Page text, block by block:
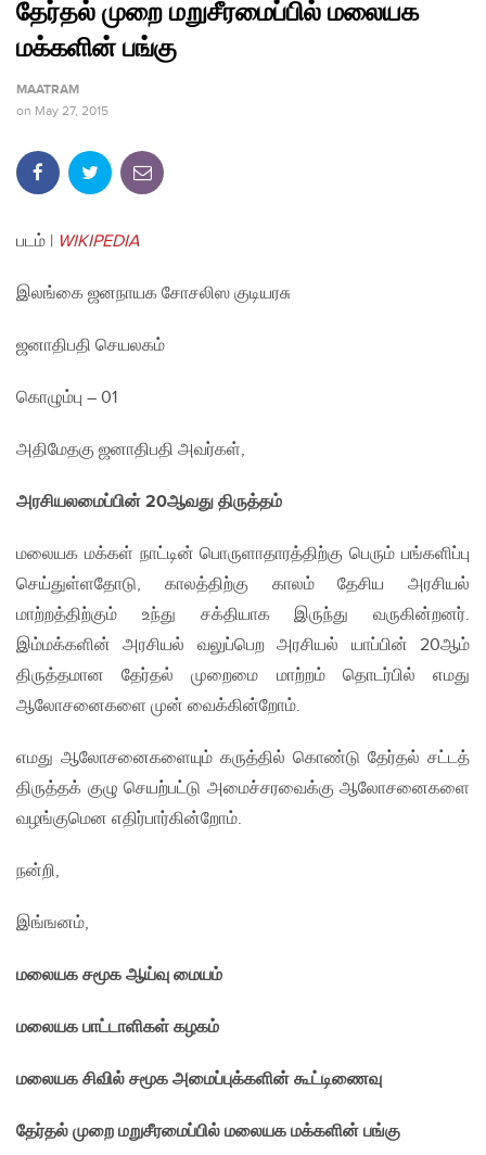
தேர்தல் முறை மறுசீரமைப்பில் மலையக
மக்களின் பங்கு
MAATRAM
on May 27, 2015
படம் | WIKIPEDIA
இலங்கை ஜனநாயக சோசலிஸ குடியரசு
ஜனாதிபதி செயலகம்
கொழும்பு – 01
அதிமேதகு ஜனாதிபதி அவர்கள்,
அரசியலமைப்பின் 20ஆவது திருத்தம்
மலையக மக்கள் நாட்டின் பொருளாதாரத்திற்கு பெரும் பங்களிப்பு
செய்துள்ளதோடு, காலத்திற்கு காலம் தேசிய அரசியல்
மாற்றத்திற்கும் உந்து சக்தியாக இருந்து வருகின்றனர்.
இம்மக்களின் அரசியல் வலுப்பெற அரசியல் யாப்பின் 20ஆம்
திருத்தமான தேர்தல் முறைமை மாற்றம் தொடர்பில் எமது
ஆலோசனைகளை முன் வைக்கின்றோம்.
எமது ஆலோசனைகளையும் கருத்தில் கொண்டு தேர்தல் சட்டத்
திருத்தக் குழு செயற்பட்டு அமைச்சரவைக்கு ஆலோசனைகளை
வழங்குமென எதிர்பார்கின்றோம்.
நன்றி,
இங்ஙனம்,
மலையக சமூக ஆய்வு மையம்
மலையக பாட்டாளிகள் கழகம்
மலையக சிவில் சமூக அமைப்புக்களின் கூட்டிணைவு
தேர்தல் முறை மறுசீரமைப்பில் மலையக மக்களின் பங்கு